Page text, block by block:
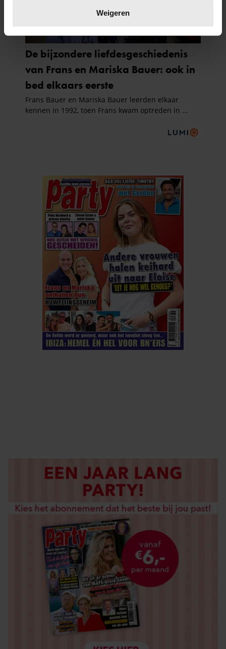
verwerkt en stel uw voorkeuren in het
intrekken in de Cookieverklaring.
We gebruiken cookies om content en advertenties te
personaliseren, om functies voor social media te bieden
en om ons websiteverkeer te analyseren. Ook delen we
informatie over uw gebruik van onze site met onze
partners voor social media, adverteren en analyse. Deze
informatie die u aan ze heeft verstrekt of die ze hebben
Weigeren